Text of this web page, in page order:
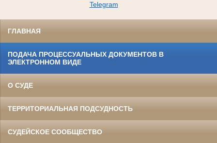
Telegram
ГЛАВНАЯ
ПОДАЧА ПРОЦЕССУАЛЬНЫХ ДОКУМЕНТОВ В
ЭЛЕКТРОННОМ ВИДЕ
О СУДЕ
ТЕРРИТОРИАЛЬНАЯ ПОДСУДНОСТЬ
СУДЕЙСКОЕ СООБЩЕСТВО